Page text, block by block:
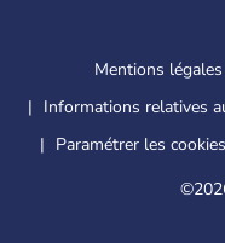
Mentions légales
Informations relatives
Paramétrer les cookies
©